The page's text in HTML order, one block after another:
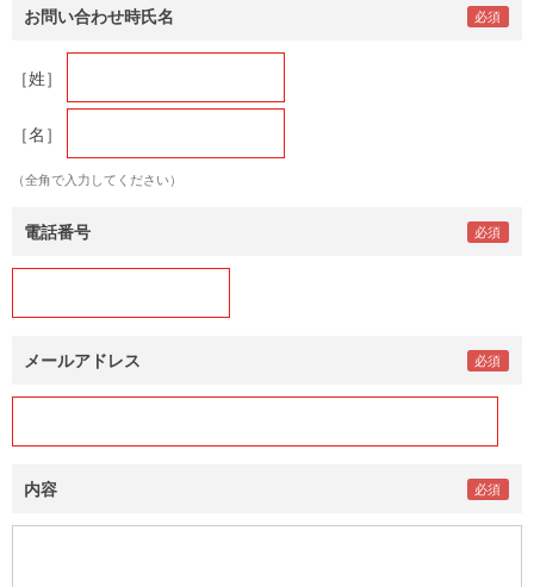
お問い合わせ時氏名
［姓］
［名］
（全角で入力してください）
電話番号
メールアドレス
内容